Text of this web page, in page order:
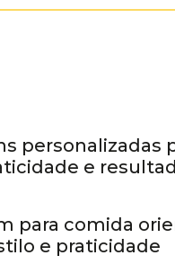
personalizadas
e
Personalizadas
para comida
e praticidade
de natal